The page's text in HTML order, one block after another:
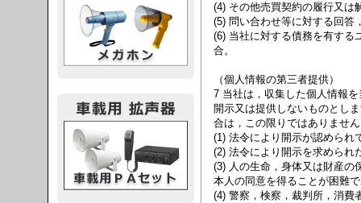
(4) その他売買契約の履行又は
(5) 問い合わせ等に対する回答
(6) 当社に対する債務を有する
合。
（個人情報の第三者提供）
7 当社は，収集した個人情報
開示又は提供しないものとし
合は，この限りではありませ
(1) 法令により開示が認められ
(2) 法令により開示を求められ
(3) 人の生命，身体又は財産の
本人の同意を得ることが困難
(4) 警察，検察，裁判所，消費